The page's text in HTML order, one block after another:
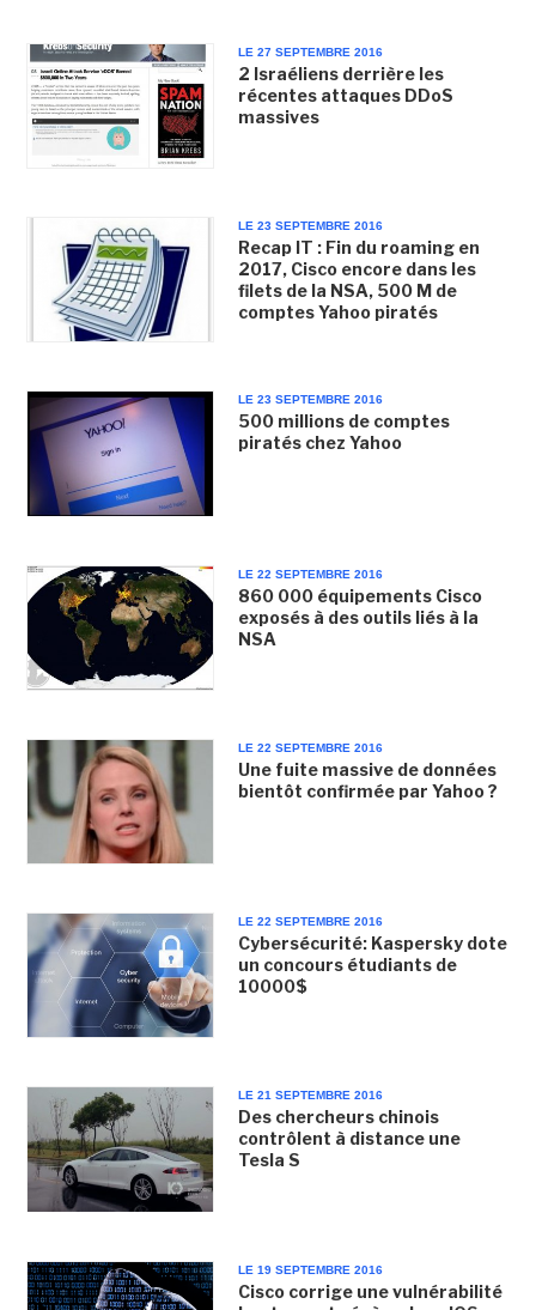
LE 27 SEPTEMBRE 2016
2 Israéliens derrière les
récentes attaques DDoS
massives
LE 23 SEPTEMBRE 2016
Recap IT : Fin du roaming en
2017, Cisco encore dans les
filets de la NSA, 500 M de
comptes Yahoo piratés
LE 23 SEPTEMBRE 2016
500 millions de comptes
piratés chez Yahoo
LE 22 SEPTEMBRE 2016
860 000 équipements Cisco
exposés à des outils liés à la
NSA
LE 22 SEPTEMBRE 2016
Une fuite massive de données
bientôt confirmée par Yahoo ?
LE 22 SEPTEMBRE 2016
Cybersécurité: Kaspersky dote
un concours étudiants de
10000$
LE 21 SEPTEMBRE 2016
Des chercheurs chinois
contrôlent à distance une
Tesla S
LE 19 SEPTEMBRE 2016
Cisco corrige une vulnérabilité